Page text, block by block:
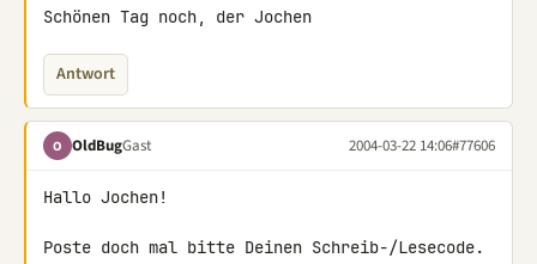
Schönen Tag noch, der Jochen
Antwort
O OldBugGast 2004-03-22 14:06#77606
Hallo Jochen!
Poste doch mal bitte Deinen Schreib-/Lesecode.